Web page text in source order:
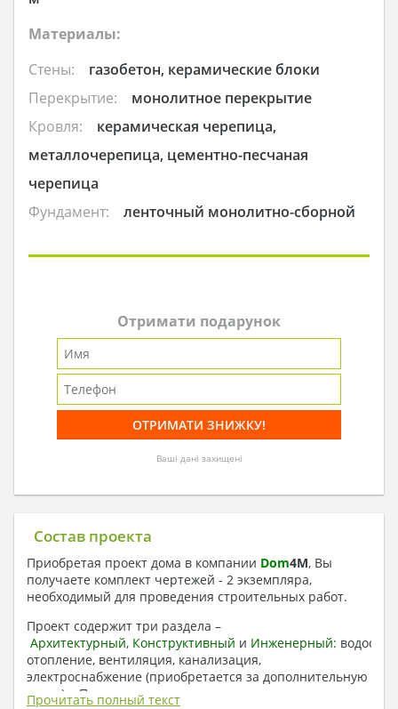
Материалы:
Стены:
газобетон, керамические блоки
Перекрытие:
монолитное перекрытие
Кровля:
керамическая черепица,
металлочерепица, цементно-песчаная
черепица
Фундамент:
ленточный монолитно-сборной
Отримати подарунок
Ваші дані захищені
Состав проекта
Приобретая проект дома в компании Dom4M, Вы
получаете комплект чертежей - 2 экземпляра,
необходимый для проведения строительных работ.
Проект содержит три раздела –
Архитектурный, Конструктивный и Инженерный:
отопление, вентиляция, канализация,
электроснабжение (приобретается за дополнительную
плату) + Пояснительная записка.
Прочитать полный текст